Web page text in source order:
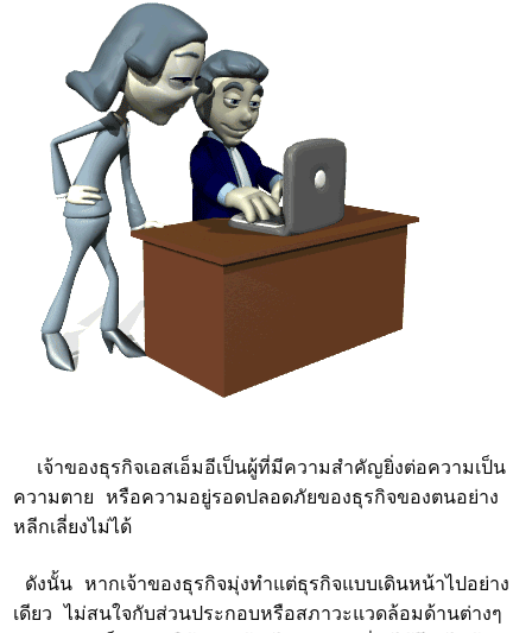
เจ้าของธุรกิจเอสเอ็มอีเป็นผู้ที่มีความสำคัญยิ่งต่อความเป็น
ความตาย หรือความอยู่รอดปลอดภัยของธุรกิจของตนอย่าง
หลีกเลี่ยงไม่ได้
ดังนั้น หากเจ้าของธุรกิจมุ่งทำแต่ธุรกิจแบบเดินหน้าไปอย่าง
เดียว ไม่สนใจกับส่วนประกอบหรือสภาวะแวดล้อมด้านต่างๆ